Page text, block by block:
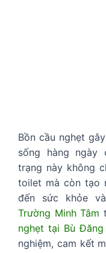
Bồn cầu nghẹt
sống hàng ngày
trạng này không
toilet mà còn tạo
đến sức khỏe
Trường Minh Tâm
nghẹt tại Bù Đăng
nghiệm, cam kết